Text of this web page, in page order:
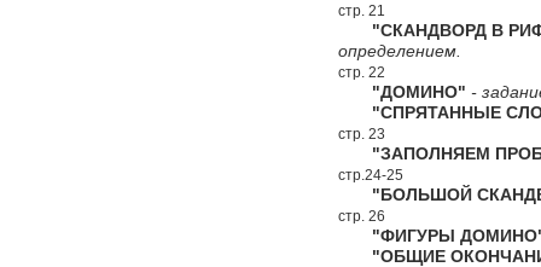
стр. 21
"СКАНДВОРД В
определением.
стр. 22
"ДОМИНО" -
"СПРЯТАННЫЕ
стр. 23
"ЗАПОЛНЯЕМ
стр.24-25
"БОЛЬШОЙ
стр. 26
"ФИГУРЫ
"ОБЩИЕ